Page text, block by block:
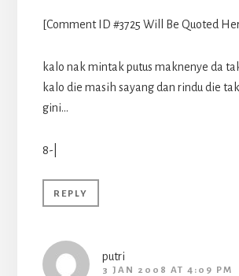
[Comment ID #3725 Will Be Quoted
kalo nak mintak putus maknenye da
kalo die masih sayang dan rindu die
gini…
8-|
REPLY
putri
3 JAN 2008 AT 4:09 PM